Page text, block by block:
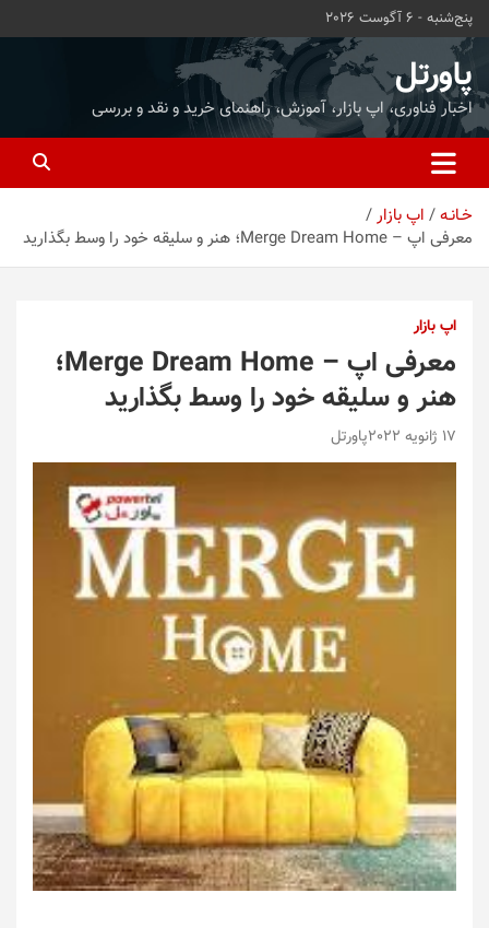
محتوا
بروید
پنج‌شنبه - 6 آگوست 2026
پاورتل
اخبار فناوری، اپ بازار، آموزش، راهنمای خرید و نقد و بررسی
خـانـه
اپ بازار
معرفی اپ – Merge Dream Home؛ هنر و سلیقه خود را وسط بگذارید
اپ بازار
معرفی اپ – Merge Dream Home؛
هنر و سلیقه خود را وسط بگذارید
17 ژانویه 2022 پاورتل